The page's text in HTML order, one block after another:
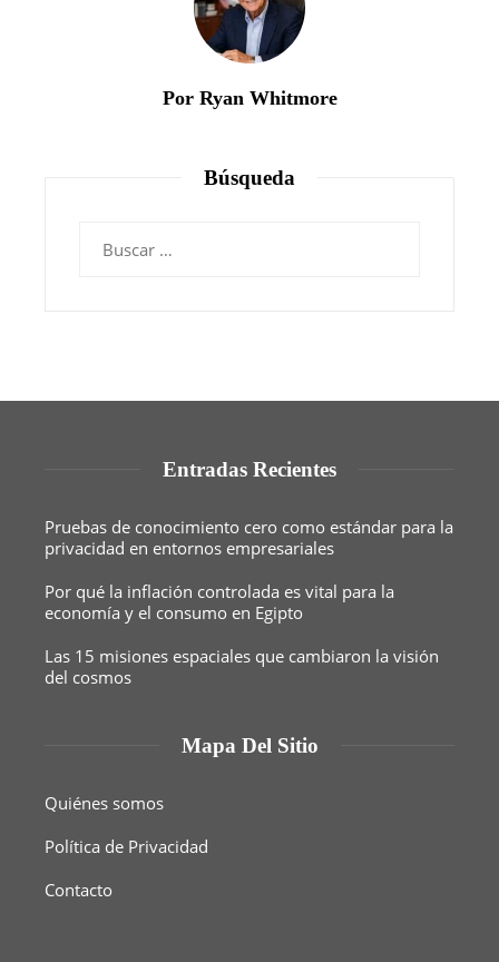
Por Ryan Whitmore
Búsqueda
Entradas Recientes
Pruebas de conocimiento cero como estándar para la
privacidad en entornos empresariales
Por qué la inflación controlada es vital para la
economía y el consumo en Egipto
Las 15 misiones espaciales que cambiaron la visión
del cosmos
Mapa Del Sitio
Quiénes somos
Política de Privacidad
Contacto